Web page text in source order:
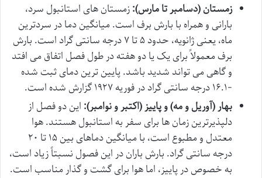
زمستان (دسامبر تا مارس):زمستان های استانبول سرد،
بارانی و همراه با بارش برف است. میانگین دما در سردترین
ماه، یعنی ژانویه، حدود ۵ تا ۷ درجه سانتی گراد است. بارش
برف معمولاً برای یک یا دو هفته در طول فصل اتفاق می افتد
و گاهی می تواند شدید باشد. پایین ترین دمای ثبت شده
-۱۶.۱ درجه سانتی گراد در فوریه ۱۹۲۷ گزارش شده است.
بهار (آوریل و مه) و پاییز (اکتبر و نوامبر): این دو فصل از
دلپذیرترین زمان ها برای سفر به استانبول هستند. هوا
معتدل و مطبوع است، با میانگین دماهای بین ۱۵ تا ۲۰
درجه سانتی گراد. بارش باران در این فصول نسبتاً زیاد است،
به خصوص در پاییز، اما هوا برای گشت و گذار مناسب است.